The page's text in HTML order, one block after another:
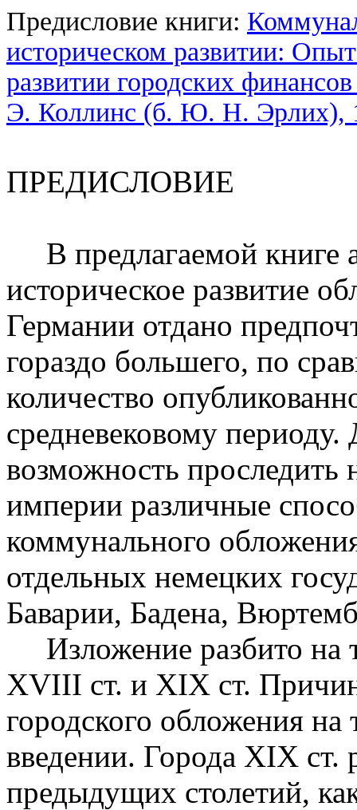
Предисловие книги:
историческом развитии:
развитии городских
Э. Коллинс (б. Ю. Н. Эрлих),
ПРЕДИСЛОВИЕ
В предлагаемой книге
историческое развитие
Германии отдано
гораздо большего, по
количество
средневековому
возможность проследить
империи различные
коммунального
отдельных немецких
Баварии, Бадена,
Изложение разбито на
XVIII ст. и XIX ст.
городского обложения
введении. Города XIX ст.
предыдущих столетий,